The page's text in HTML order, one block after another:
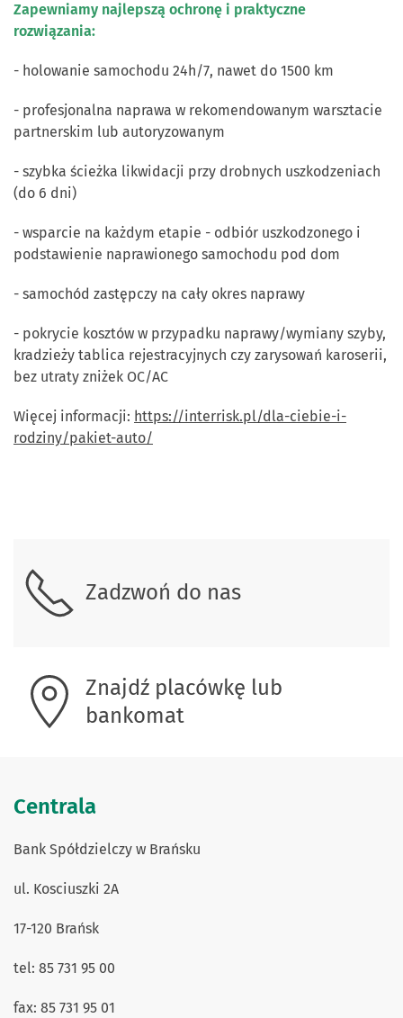
Zapewniamy najlepszą ochronę i praktyczne
rozwiązania:
- holowanie samochodu 24h/7, nawet do 1500 km
- profesjonalna naprawa w rekomendowanym warsztacie
partnerskim lub autoryzowanym
- szybka ścieżka likwidacji przy drobnych uszkodzeniach
(do 6 dni)
- wsparcie na każdym etapie - odbiór uszkodzonego i
podstawienie naprawionego samochodu pod dom
- samochód zastępczy na cały okres naprawy
- pokrycie kosztów w przypadku naprawy/wymiany szyby,
kradzieży tablica rejestracyjnych czy zarysowań karoserii,
bez utraty zniżek OC/AC
Więcej informacji: https://interrisk.pl/dla-ciebie-i-
rodziny/pakiet-auto/
Zadzwoń do nas
Znajdź placówkę lub
bankomat
Centrala
Bank Spółdzielczy w Brańsku
ul. Kosciuszki 2A
17-120 Brańsk
tel: 85 731 95 00
fax: 85 731 95 01